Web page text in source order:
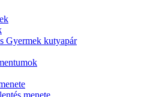
Gyermek kutyapár
menete